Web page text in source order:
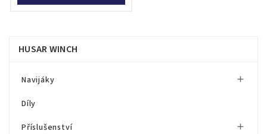
HUSAR WINCH
Navijáky 
Díly
Příslušenství
